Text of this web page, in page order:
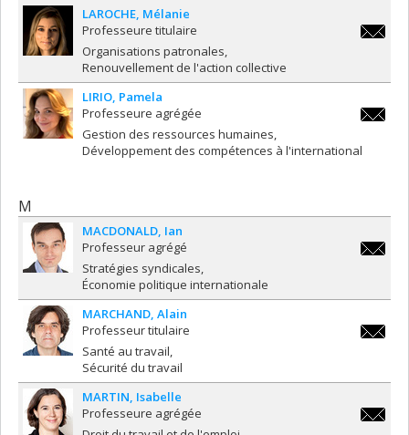
LAROCHE Mélanie
Professeure titulaire
Organisations patronales
Renouvellement de l'action collective
LIRIO Pamela
Professeure agrégée
Gestion des ressources humaines
Développement des compétences à l'international
M
MACDONALD Ian
Professeur agrégé
Stratégies syndicales
Économie politique internationale
MARCHAND Alain
Professeur titulaire
Santé au travail
Sécurité du travail
MARTIN Isabelle
Professeure agrégée